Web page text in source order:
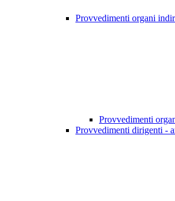
Provvedimenti organi
Provvedimenti
Provvedimenti dirigenti -